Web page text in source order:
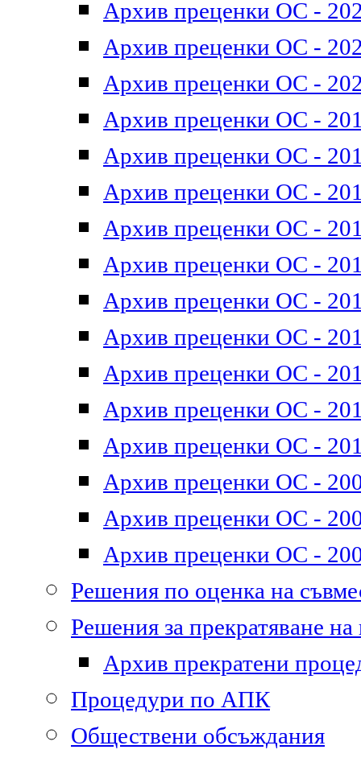
Архив преценки ОС -
Архив преценки ОС -
Архив преценки ОС -
Архив преценки ОС -
Архив преценки ОС -
Архив преценки ОС -
Архив преценки ОС -
Архив преценки ОС -
Архив преценки ОС -
Архив преценки ОС -
Архив преценки ОС -
Архив преценки ОС -
Архив преценки ОС -
Архив преценки ОС -
Архив преценки ОС -
Архив преценки ОС -
Решения по оценка на
Решения за прекратяване
Архив прекратени
Процедури по АПК
Обществени обсъждания